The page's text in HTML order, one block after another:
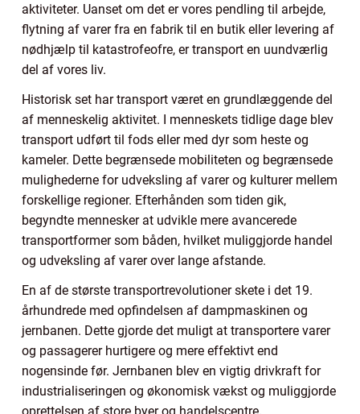
aktiviteter. Uanset om det er vores pendling til arbejde,
flytning af varer fra en fabrik til en butik eller levering af
nødhjælp til katastrofeofre, er transport en uundværlig
del af vores liv.
Historisk set har transport været en grundlæggende del
af menneskelig aktivitet. I menneskets tidlige dage blev
transport udført til fods eller med dyr som heste og
kameler. Dette begrænsede mobiliteten og begrænsede
mulighederne for udveksling af varer og kulturer mellem
forskellige regioner. Efterhånden som tiden gik,
begyndte mennesker at udvikle mere avancerede
transportformer som båden, hvilket muliggjorde handel
og udveksling af varer over lange afstande.
En af de største transportrevolutioner skete i det 19.
århundrede med opfindelsen af dampmaskinen og
jernbanen. Dette gjorde det muligt at transportere varer
og passagerer hurtigere og mere effektivt end
nogensinde før. Jernbanen blev en vigtig drivkraft for
industrialiseringen og økonomisk vækst og muliggjorde
oprettelsen af store byer og handelscentre.